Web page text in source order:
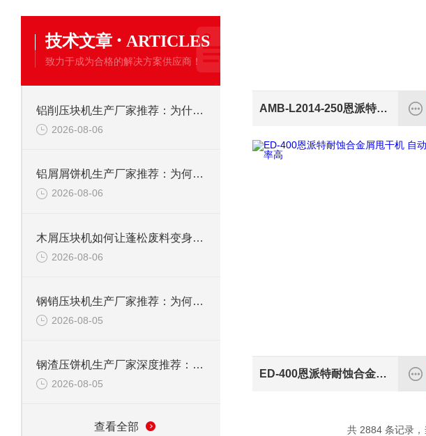
技术文章 · ARTICLES
致力于成为合格的解决方案供应商！
铝削压块机生产厂家推荐：为什么恩派特是值得信赖的选择？
2026-08-06
铝屑屑饼机生产厂家推荐：为何恩派特成为金属回收行业的“隐形优选”？
2026-08-06
木屑压块机如何让蓬松废料变身高能燃料？
2026-08-06
钢销压块机生产厂家推荐：为何恩派特成为金属回收行业的优选品牌？
2026-08-05
钢渣压饼机生产厂家深度推荐：为何恩派特成为高净值产线的优选
2026-08-05
查看全部
AMB-L2014-250恩派特钢刨花打包机 不易堵塞效率高
ED-400恩派特耐蚀合金屑甩干机 自动化脱油效率高
共 2884 条记录